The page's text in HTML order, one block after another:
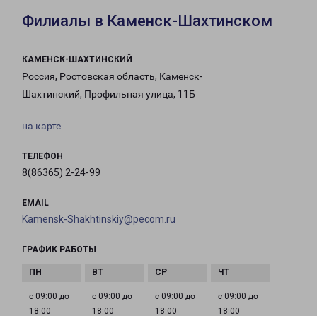
Филиалы в Каменск-Шахтинском
КАМЕНСК-ШАХТИНСКИЙ
Россия, Ростовская область, Каменск-
Шахтинский, Профильная улица, 11Б
на карте
ТЕЛЕФОН
8(86365) 2-24-99
EMAIL
Kamensk-Shakhtinskiy@pecom.ru
ГРАФИК РАБОТЫ
с 09:00 до
18:00
с 09:00 до
18:00
с 09:00 до
18:00
с 09:00 до
18:00